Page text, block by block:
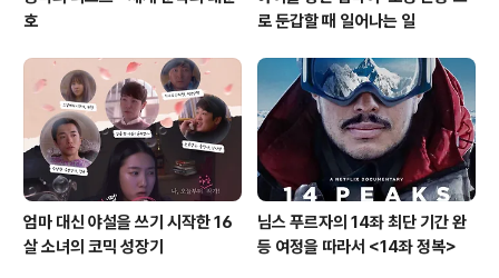
호
로 둔갑할 때 일어나는 일
엄마 대신 야설을 쓰기 시작한 16
살 소녀의 코믹 성장기
님스 푸르자의 14좌 최단 기간 완
등 여정을 따라서 <14좌 정복>